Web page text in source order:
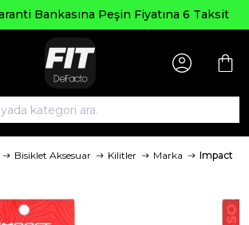
Bankasına Peşin Fiyatına 6 Taksit
Bisiklet Aksesuar Kilitler Marka Impact